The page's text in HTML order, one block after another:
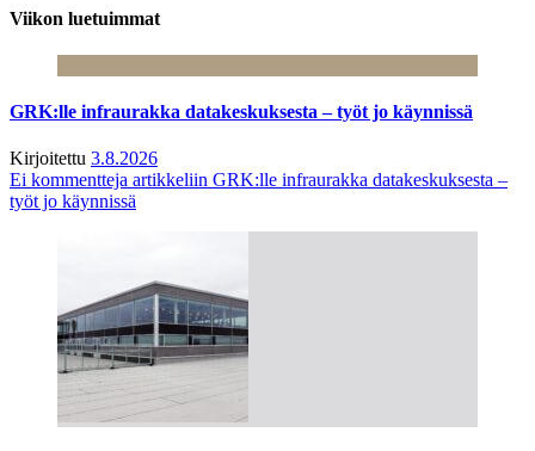
Viikon luetuimmat
GRK:lle infraurakka datakeskuksesta – työt jo käynnissä
Kirjoitettu 3.8.2026
Ei kommentteja artikkeliin GRK:lle infraurakka datakeskuksesta –
työt jo käynnissä